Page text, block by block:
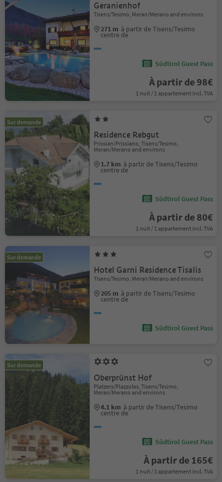
Geranienhof
Tisens/Tesimo, Meran/Merano and environs
271 m à partir de Tisens/Tesimo
centre de
Südtirol Guest Pass
À partir de 98€
1 nuit / 1 appartement incl. TVA
Sur demande
Residence Rebgut
Prissian/Prissiano, Tisens/Tesimo,
Meran/Merano and environs
1.7 km à partir de Tisens/Tesimo
centre de
Südtirol Guest Pass
À partir de 80€
1 nuit / 1 appartement incl. TVA
Sur demande
Hotel Garni Residence Tisalis
Tisens/Tesimo, Meran/Merano and environs
205 m à partir de Tisens/Tesimo
centre de
Südtirol Guest Pass
Sur demande
Oberprünst Hof
Platzers/Plazzoles, Tisens/Tesimo,
Meran/Merano and environs
4.1 km à partir de Tisens/Tesimo
centre de
Südtirol Guest Pass
À partir de 165€
1 nuit / 1 appartement incl. TVA